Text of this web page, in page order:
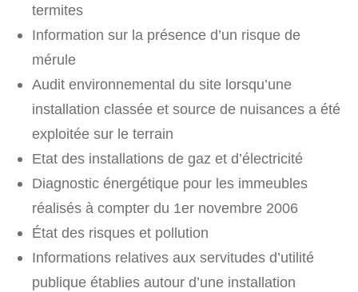
termites
Information sur la présence d’un risque de
mérule
Audit environnemental du site lorsqu’une
installation classée et source de nuisances a été
exploitée sur le terrain
Etat des installations de gaz et d’électricité
Diagnostic énergétique pour les immeubles
réalisés à compter du 1er novembre 2006
État des risques et pollution
Informations relatives aux servitudes d’utilité
publique établies autour d’une installation